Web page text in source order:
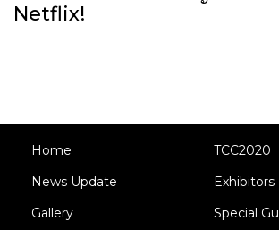
Netflix!
Home
News Update
Gallery
TCC2020
Exhibitors
Special